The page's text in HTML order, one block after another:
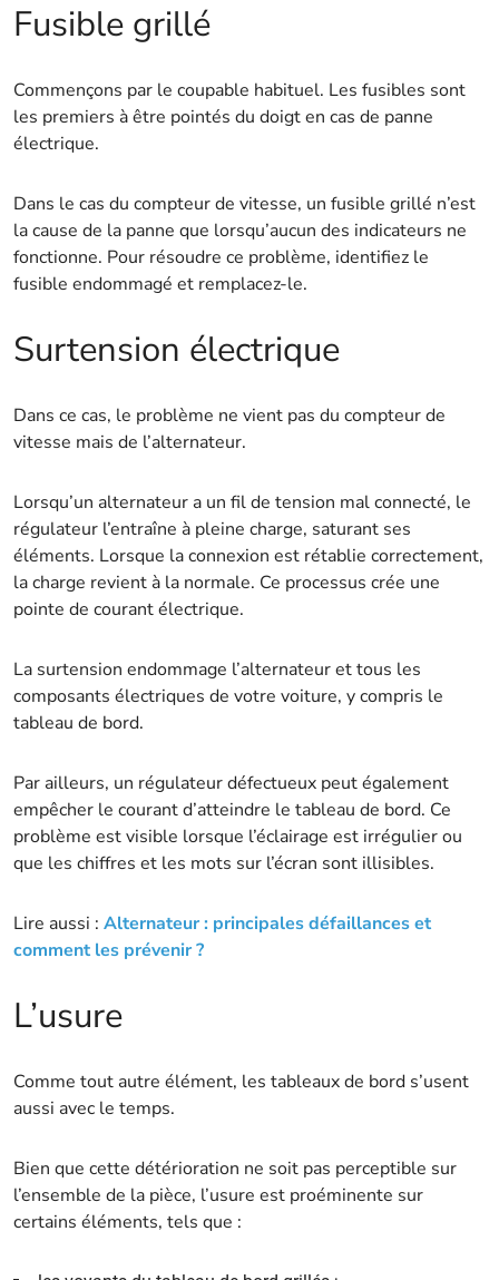
Fusible grillé
Commençons par le coupable habituel. Les fusibles sont
les premiers à être pointés du doigt en cas de panne
électrique.
Dans le cas du compteur de vitesse, un fusible grillé n’est
la cause de la panne que lorsqu’aucun des indicateurs ne
fonctionne. Pour résoudre ce problème, identifiez le
fusible endommagé et remplacez-le.
Surtension électrique
Dans ce cas, le problème ne vient pas du compteur de
vitesse mais de l’alternateur.
Lorsqu’un alternateur a un fil de tension mal connecté, le
régulateur l’entraîne à pleine charge, saturant ses
éléments. Lorsque la connexion est rétablie correctement,
la charge revient à la normale. Ce processus crée une
pointe de courant électrique.
La surtension endommage l’alternateur et tous les
composants électriques de votre voiture, y compris le
tableau de bord.
Par ailleurs, un régulateur défectueux peut également
empêcher le courant d’atteindre le tableau de bord. Ce
problème est visible lorsque l’éclairage est irrégulier ou
que les chiffres et les mots sur l’écran sont illisibles.
Lire aussi : Alternateur : principales défaillances et
comment les prévenir ?
L’usure
Comme tout autre élément, les tableaux de bord s’usent
aussi avec le temps.
Bien que cette détérioration ne soit pas perceptible sur
l’ensemble de la pièce, l’usure est proéminente sur
certains éléments, tels que :